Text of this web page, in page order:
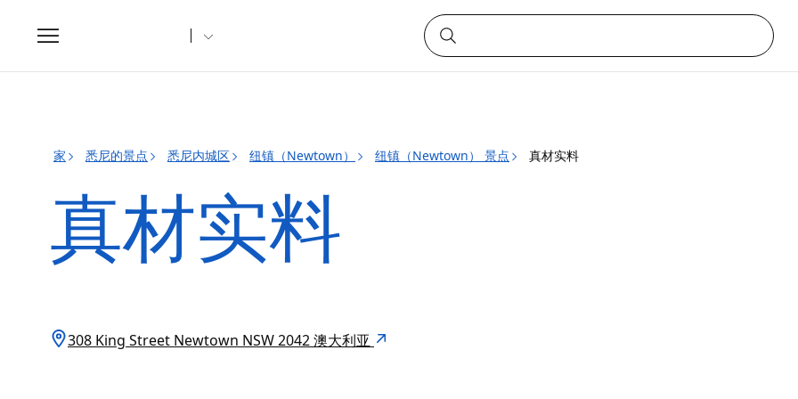
Toggle
navigation
家 悉尼的景点 悉尼内城区 纽镇（Newtown） 纽镇（Newtown） 景点 真材实料
真材实料
308 King Street Newtown NSW 2042 澳大利亚